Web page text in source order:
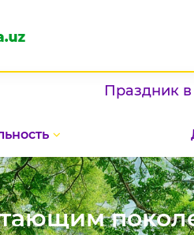
Праздник в Домах